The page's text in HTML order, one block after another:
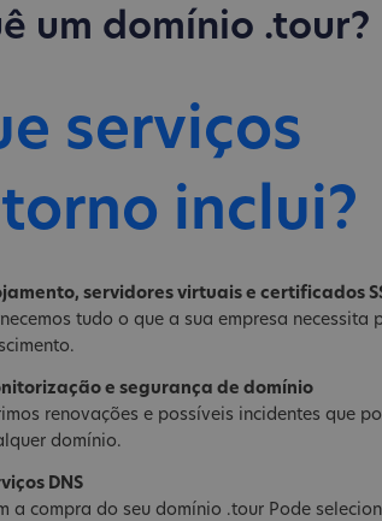
um domínio .tour?
serviços
inclui?
servidores virtuais e certificados
tudo o que a sua empresa necessita
e segurança de domínio
renovações e possíveis incidentes que
domínio.
DNS
a compra do seu domínio .tour Pode